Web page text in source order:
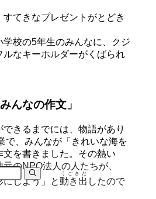
てきなプレゼントがとどき
学校の5年生のみんなに、クジ
ルなキーホルダーがくばられ
んなの作文」
できるまでには、 物語があり
で、 みんなが「きれいな海を
文を書きました。 その熱い
元のNPO法人 の人 たちが、
にしよう」と動き出
うごきだ
したので